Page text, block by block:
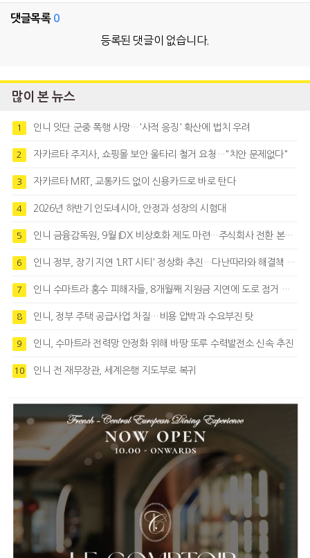
댓글목록 0
등록된 댓글이 없습니다.
많이 본 뉴스
1 인니 잇단 군중 폭행 사망…'사적 응징' 확산에 법치 우려
2 자카르타 주지사, 쇼핑몰 보안 울타리 철거 요청…"치안 문제없다"
3 자카르타 MRT, 교통카드 없이 신용카드로 바로 탄다
4 2026년 하반기 인도네시아, 안정과 성장의 시험대
5 인니 금융감독원, 9월 IDX 비상호화 제도 마련…주식회사 전환 본격화
6 인니 정부, 장기 지연 'LRT 시티' 정상화 추진…다난따라와 해결책 모색
7 인니 수마트라 홍수 피해자들, 8개월째 지원금 지연에 도로 점거 시위
8 인니, 정부 주택 공급사업 차질…비용 압박과 수요부진 탓
9 인니, 수마트라 전력망 안정화 위해 바땅 또루 수력발전소 신속 추진
10 인니 전 재무장관, 세계은행 지도부로 복귀